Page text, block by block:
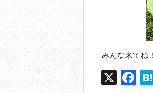
みんな来てね！
X
F